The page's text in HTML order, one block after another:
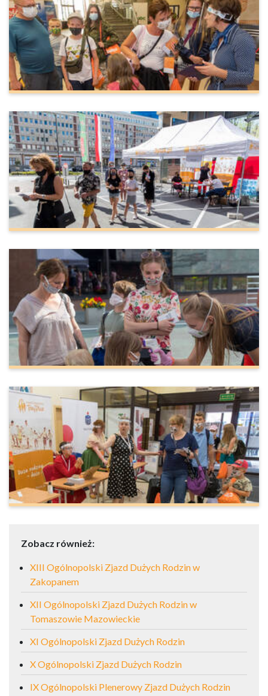
Zobacz również:
XIII Ogólnopolski Zjazd Dużych Rodzin w
Zakopanem
XII Ogólnopolski Zjazd Dużych Rodzin w
Tomaszowie Mazowieckie
XI Ogólnopolski Zjazd Dużych Rodzin
X Ogólnopolski Zjazd Dużych Rodzin
IX Ogólnopolski Plenerowy Zjazd Dużych Rodzin